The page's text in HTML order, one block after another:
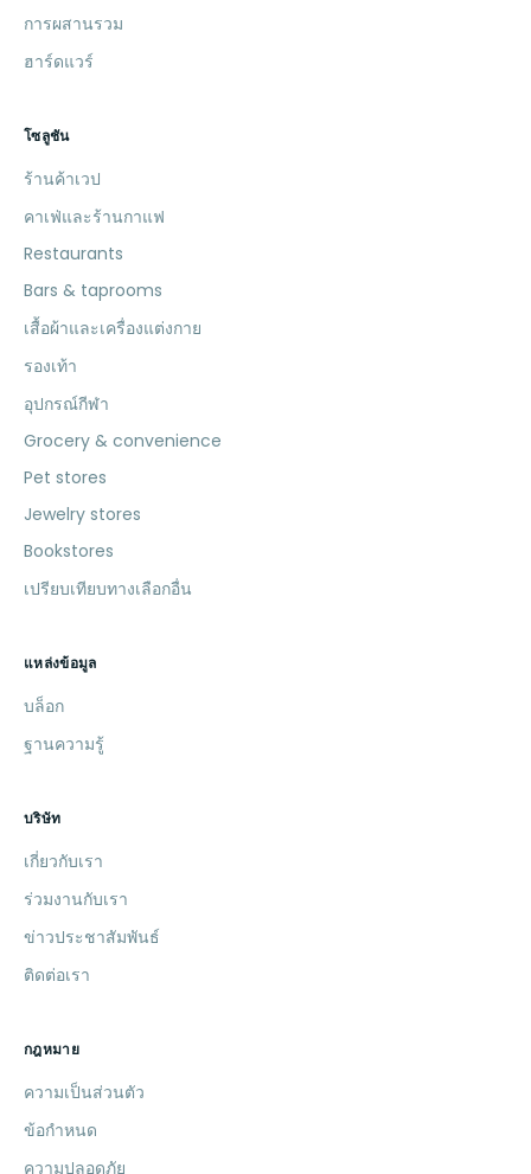
การผสานรวม
ฮาร์ดแวร์
โซลูชัน
ร้านค้าเวป
คาเฟ่และร้านกาแฟ
Restaurants
Bars & taprooms
เสื้อผ้าและเครื่องแต่งกาย
รองเท้า
อุปกรณ์กีฬา
Grocery & convenience
Pet stores
Jewelry stores
Bookstores
เปรียบเทียบทางเลือกอื่น
แหล่งข้อมูล
บล็อก
ฐานความรู้
บริษัท
เกี่ยวกับเรา
ร่วมงานกับเรา
ข่าวประชาสัมพันธ์
ติดต่อเรา
กฎหมาย
ความเป็นส่วนตัว
ข้อกำหนด
ความปลอดภัย